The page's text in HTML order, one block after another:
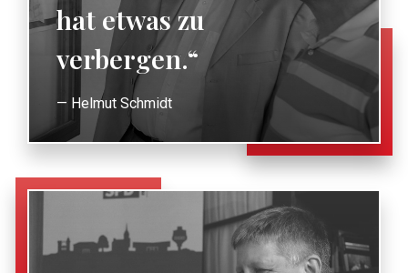
hat etwas zu
verbergen.“
— Helmut Schmidt